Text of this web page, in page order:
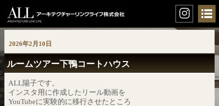
2026年2月10日
ルームツアー下鴨コートハウス
ALL陽子です。
インスタ用に作成したリール動画を
YouTubeに実験的に移行させたところ